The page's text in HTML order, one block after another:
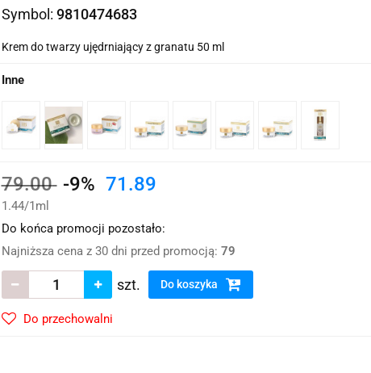
Symbol: 9810474683
Krem do twarzy ujędrniający z granatu 50 ml
Inne
79.00 -9% 71.89
1.44/1ml
Do końca promocji pozostało:
Najniższa cena z 30 dni przed promocją: 79
szt. Do koszyka
Do przechowalni